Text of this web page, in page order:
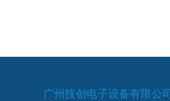
广州技创电子设备有限公司